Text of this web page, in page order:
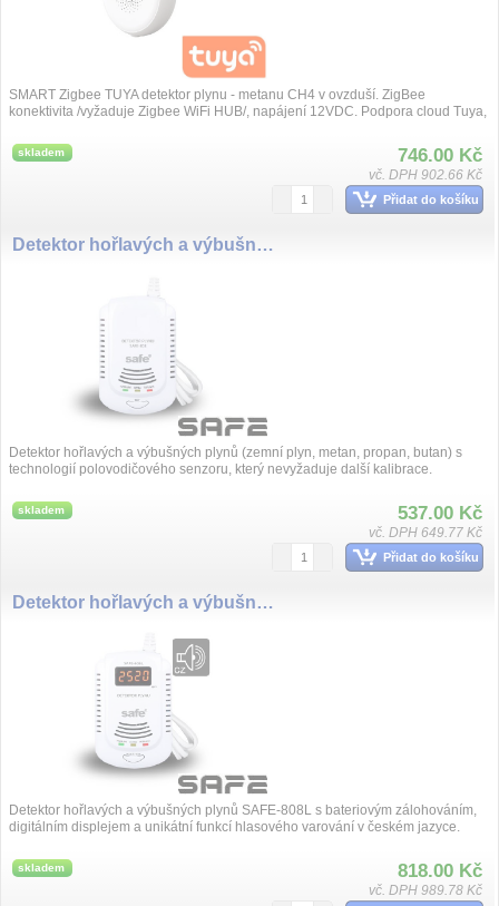
SMART Zigbee TUYA detektor plynu - metanu CH4 v ovzduší. ZigBee
konektivita /vyžaduje Zigbee WiFi HUB/, napájení 12VDC. Podpora cloud Tuya,
skladem 746.00 Kč
vč. DPH 902.66 Kč
Přidat do košíku
Detektor hořlavých a výbušných plynů SAFE 808 - hlásič zemního plynu
Detektor hořlavých a výbušných plynů (zemní plyn, metan, propan, butan) s
technologií polovodičového senzoru, který nevyžaduje další kalibrace.
skladem 537.00 Kč
vč. DPH 649.77 Kč
Přidat do košíku
Detektor hořlavých a výbušných plynů SAFE 808L(zemní plyn)
Detektor hořlavých a výbušných plynů SAFE-808L s bateriovým zálohováním,
digitálním displejem a unikátní funkcí hlasového varování v českém jazyce.
skladem 818.00 Kč
vč. DPH 989.78 Kč